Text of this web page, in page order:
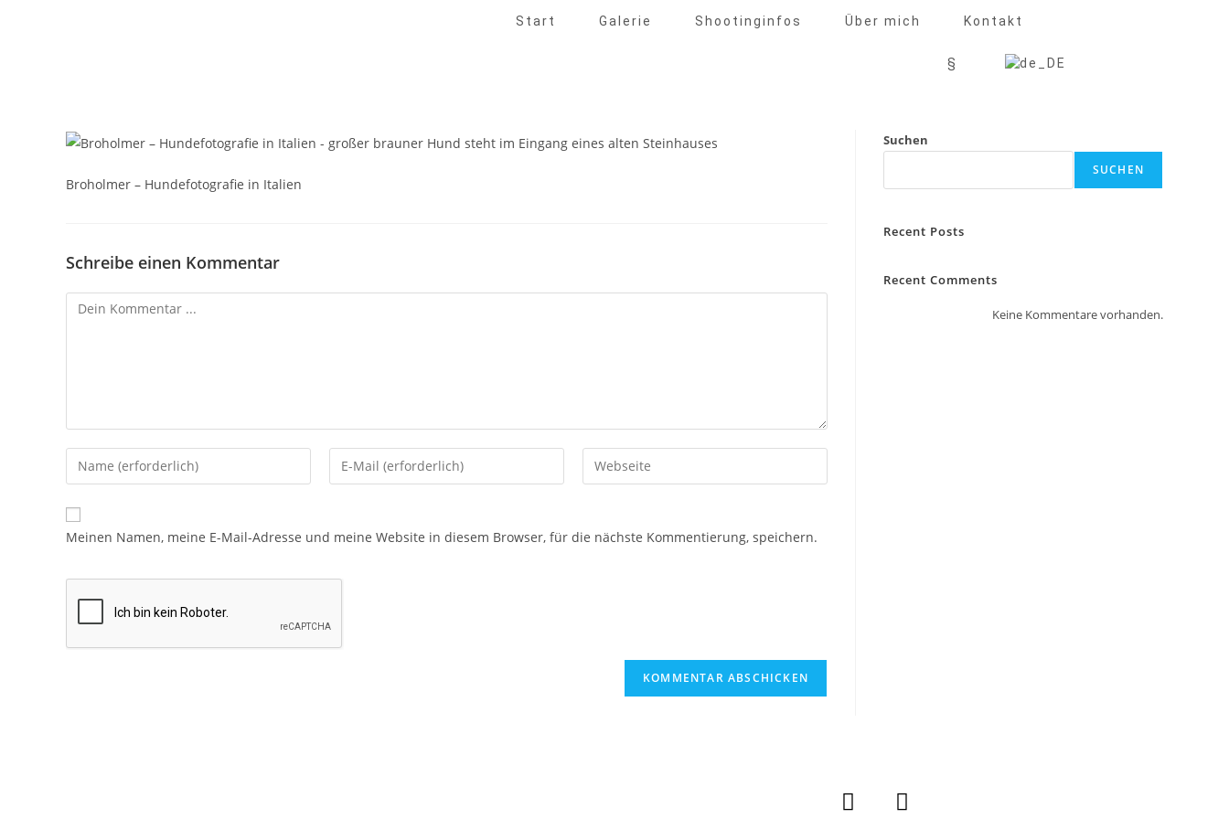
Start Galerie Shootinginfos Über mich Kontakt
§
Broholmer – Hundefotografie in Italien
Schreibe einen Kommentar
Meinen Namen, meine E-Mail-Adresse und meine Website in diesem Browser, für die nächste Kommentierung, speichern.
Suchen
SUCHEN
Recent Posts
Recent Comments
Keine Kommentare vorhanden.